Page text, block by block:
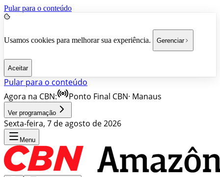
Pular para o conteúdo
Usamos cookies para melhorar sua experiência. Gerenciar
Aceitar
Pular para o conteúdo
Agora na CBN:
Ponto Final CBN· Manaus
Ver programação
Sexta-feira, 7 de agosto de 2026
Menu